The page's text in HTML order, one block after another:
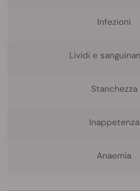
Infezioni
Lividi e
Stanchezza
Inappetenza
Anaemia